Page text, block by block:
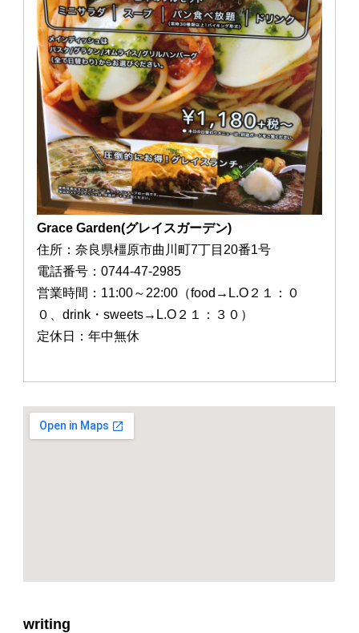
Grace Garden(グレイスガーデン)
住所：奈良県橿原市曲川町7丁目20番1号
電話番号：0744-47-2985
営業時間：11:00～22:00（food→L.O２１：０
０、drink・sweets→L.O２１：３０）
定休日：年中無休
writing